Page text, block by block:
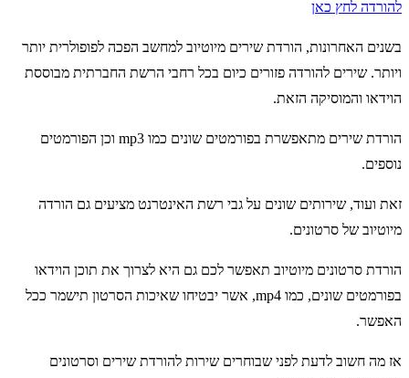
להורדה לחץ כאן
בשנים האחרונות, הורדת שירים מיוטיוב למחשב הפכה לפופולרית יותר
ויותר. שירים להורדה פזורים כיום בכל רחבי הרשת החברתית מבוססת
הוידאו והמוסיקה הזאת.
הורדת שירים מתאפשרת בפורמטים שונים כמו mp3 וכן הפורמטים
נוספים.
זאת ועוד, שירותים שונים על גבי רשת האינטרנט מציעים גם הורדה
מיוטיוב של סרטונים.
הורדת סרטונים מיוטיוב תאפשר לכם גם היא לצרוך את תוכן הוידאו
בפורמטים שונים, כמו mp4, אשר יבטיחו שאיכות הסרטון תישמר ככל
האפשר.
אז מה חשוב לדעת לפני שבוחרים שירות להורדת שירים וסרטונים